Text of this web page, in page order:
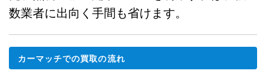
数業者に出向く手間も省けます。
カーマッチでの買取の流れ